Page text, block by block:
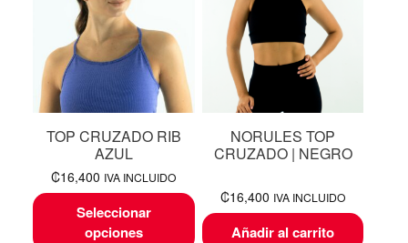
TOP CRUZADO RIB
AZUL
₡16,400 IVA INCLUIDO
Seleccionar
opciones
NORULES TOP
CRUZADO | NEGRO
₡16,400 IVA INCLUIDO
Añadir al carrito